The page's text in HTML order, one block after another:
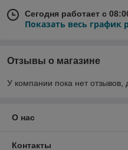
Сегодня работает с
Показать весь график
Отзывы о магазине
У компании пока нет отзывов,
О нас
Контакты